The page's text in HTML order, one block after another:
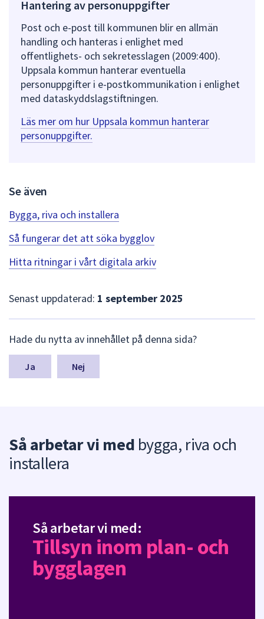
Hantering av personuppgifter
Post och e-post till kommunen blir en allmän
handling och hanteras i enlighet med
offentlighets- och sekretesslagen (2009:400).
Uppsala kommun hanterar eventuella
personuppgifter i e-postkommunikation i enlighet
med dataskyddslagstiftningen.
Läs mer om hur Uppsala kommun hanterar
personuppgifter.
Se även
Bygga, riva och installera
Så fungerar det att söka bygglov
Hitta ritningar i vårt digitala arkiv
Senast uppdaterad: 1 september 2025
ä
m
a
u
n
k
Hade du nytta av innehållet på denna sida?
Nej
Så arbetar vi med bygga, riva och
installera
Så arbetar vi med:
Tillsyn inom plan- och
bygglagen